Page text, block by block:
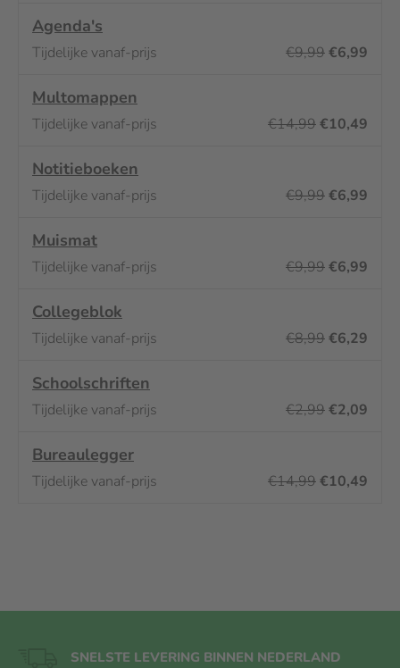
Agenda's
€9,99€6,99
Multomappen
€14,99€10,49
Notitieboeken
€9,99€6,99
Muismat
€9,99€6,99
Collegeblok
€8,99€6,29
Schoolschriften
€2,99€2,09
Bureaulegger
€14,99€10,49
SNELSTE LEVERING BINNEN NEDERLAND